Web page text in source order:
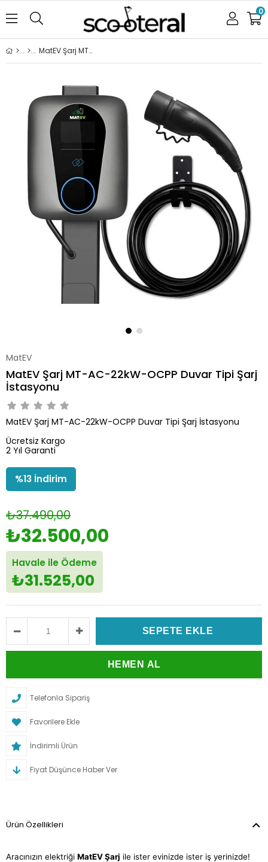
0
MatEV Şarj MT-AC-22kW-OCPP Duvar Tipi Şarj İstasyonu
MatEV
MatEV Şarj MT-AC-22kW-OCPP Duvar Tipi Şarj
İstasyonu
MatEV Şarj MT-AC-22kW-OCPP Duvar Tipi Şarj İstasyonu
Ücretsiz Kargo
2 Yıl Garanti
%13 İndirim
₺37.490,00
₺32.500,00
Havale ile Ödeme
₺31.525,00
Telefonla Sipariş
Favorilere Ekle
İndirimli Ürün
Fiyat Düşünce Haber Ver
Ürün Özellikleri
Aracınızın elektriği MatEV Şarj ile ister evinizde ister iş yerinizde!